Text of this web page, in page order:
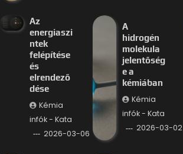
Az
energiaszi
ntek
felépítése
és
elrendező
dése
Kémia
infók - Kata
2026-03-06
A
hidrogén
molekula
jelentőség
e a
kémiában
Kémia
infók - Kata
2026-03-02